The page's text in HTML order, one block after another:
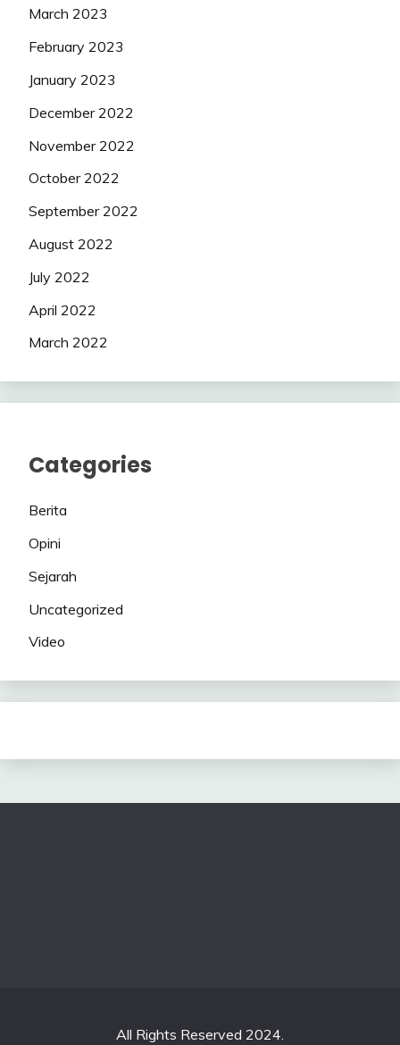
March 2023
February 2023
January 2023
December 2022
November 2022
October 2022
September 2022
August 2022
July 2022
April 2022
March 2022
Categories
Berita
Opini
Sejarah
Uncategorized
Video
All Rights Reserved 2024.